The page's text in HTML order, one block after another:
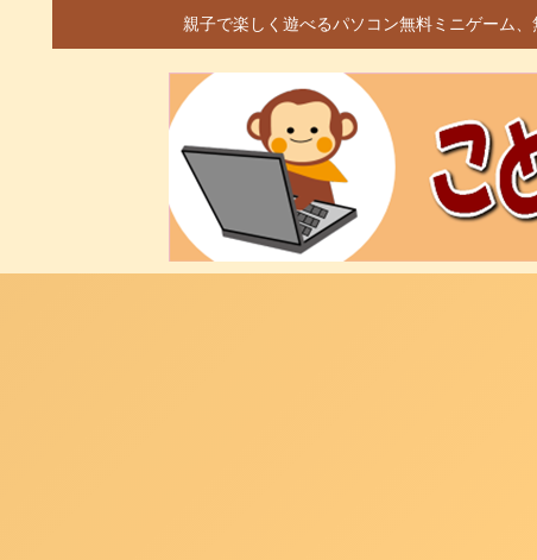
親子で楽しく遊べるパソコン無料ミニゲーム